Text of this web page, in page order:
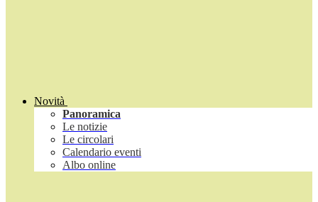
Novità
Panoramica
Le notizie
Le circolari
Calendario eventi
Albo online